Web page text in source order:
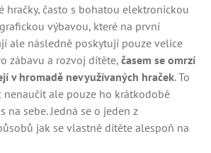
hračky, často s bohatou elektronickou
výbavou, které na první
ale následně poskytují pouze velice
zábavu a rozvoj dítěte, časem se omrzí
v hromadě nevyužívaných hraček. To
nenaučit ale pouze ho krátkodobě
na sebe. Jedná se o jeden z
jak se vlastně dítěte alespoň na